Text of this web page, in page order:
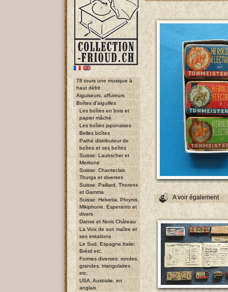
78 tours une musique à
haut débit
Aiguiseurs, affuteurs
Boîtes d'aiguilles
Les boîtes en bois et
papier mâché
Les boîtes japonaises
Belles boîtes
Pathé distributeur de
boîtes et ses boîtes
Suisse: Laubscher et
Meritone
Suisse: Chanteclair,
Thurga et diverses
Suisse: Paillard, Thorens
et Gamma
Suisse: Helvetia, Phrynis,
Mikiphone, Esperanto et
divers
Danse et Noris Château
La Voix de son maître et
ses imitations
Le Sud, Espagne,Italie;
Brésil etc.
Formes diverses: rondes,
grandes, triangulaires
etc.
USA, Australie, en
anglais
A voir également